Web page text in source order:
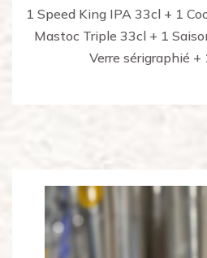
1 Speed King IPA 33cl + 1
Mastoc Triple 33cl + 1
Verre sérigraphié +